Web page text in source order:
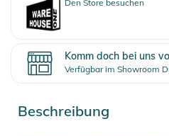
Den Store besuchen
Komm doch bei uns
Verfügbar im Showroom
Beschreibung